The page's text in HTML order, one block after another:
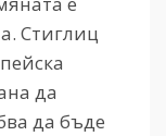
Стиглиц
да
да бъде